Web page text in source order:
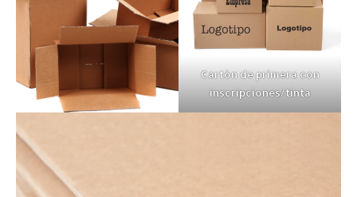
Cartón de primera con
inscripciones/tinta